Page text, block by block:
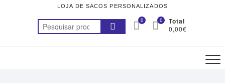
COMPRAS > 200€ (Portugal Continental) PORTES GRÁTIS
(Portugal Continental) PORTES GRÁTIS EM COMPRAS >
LOJA DE SACOS PERSONALIZADOS
Pesquisar
por:
0 Total
0,00€
0